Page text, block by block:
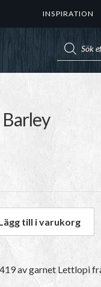
INSPIRATION
Barley mängd
till i varukorg
av garnet Lettlopi